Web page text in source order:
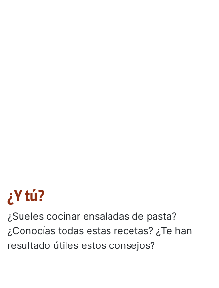
¿Y tú?
¿Sueles cocinar ensaladas de pasta?
¿Conocías todas estas recetas? ¿Te han
resultado útiles estos consejos?